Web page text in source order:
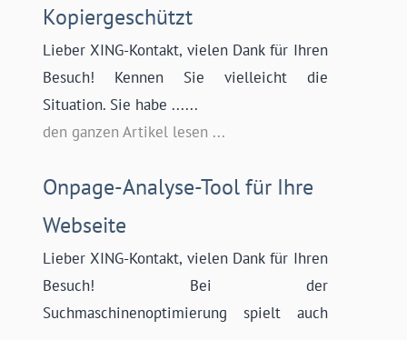
Kopiergeschützt
Lieber XING-Kontakt, vielen Dank für Ihren
Besuch! Kennen Sie vielleicht die
Situation. Sie habe ......
den ganzen Artikel lesen ...
Onpage-Analyse-Tool für Ihre
Webseite
Lieber XING-Kontakt, vielen Dank für Ihren
Besuch! Bei der
Suchmaschinenoptimierung spielt auch